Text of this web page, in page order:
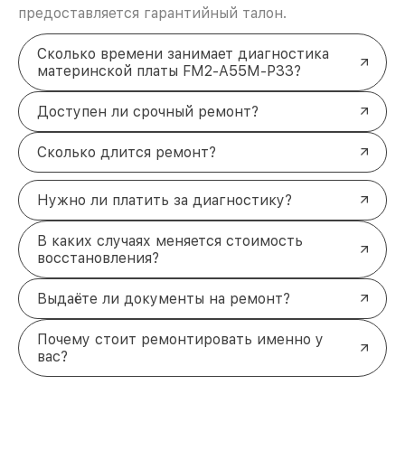
предоставляется гарантийный талон.
Сколько времени занимает диагностика
материнской платы FM2-A55M-P33?
Доступен ли срочный ремонт?
Сколько длится ремонт?
Нужно ли платить за диагностику?
В каких случаях меняется стоимость
восстановления?
Выдаёте ли документы на ремонт?
Почему стоит ремонтировать именно у
вас?